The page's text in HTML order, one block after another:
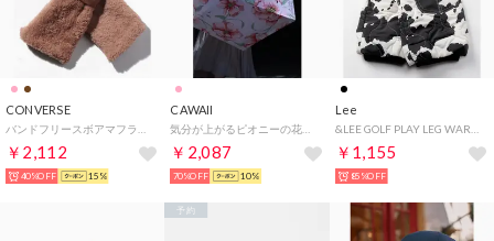
CONVERSE
￥2,112
40%OFF 15%
CAWAII
￥2,087
70%OFF 10%
Lee
￥1,155
85%OFF
予約